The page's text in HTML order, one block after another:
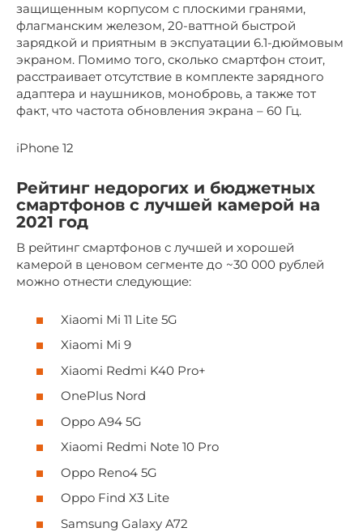
защищенным корпусом с плоскими гранями,
флагманским железом, 20-ваттной быстрой
зарядкой и приятным в экспуатации 6.1-дюймовым
экраном. Помимо того, сколько смартфон стоит,
расстраивает отсутствие в комплекте зарядного
адаптера и наушников, монобровь, а также тот
факт, что частота обновления экрана – 60 Гц.
iPhone 12
Рейтинг недорогих и бюджетных
смартфонов с лучшей камерой на
2021 год
В рейтинг смартфонов с лучшей и хорошей
камерой в ценовом сегменте до ~30 000 рублей
можно отнести следующие:
Xiaomi Mi 11 Lite 5G
Xiaomi Mi 9
Xiaomi Redmi K40 Pro+
OnePlus Nord
Oppo A94 5G
Xiaomi Redmi Note 10 Pro
Oppo Reno4 5G
Oppo Find X3 Lite
Samsung Galaxy A72